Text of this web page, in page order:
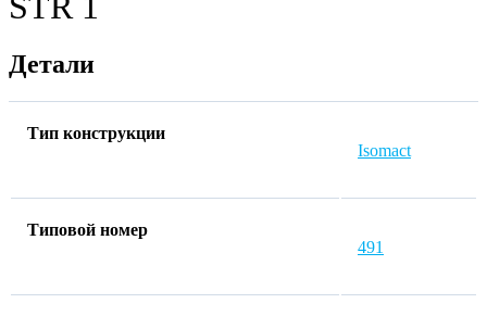
Детали
Тип конструкции
Isomact
Типовой номер
491